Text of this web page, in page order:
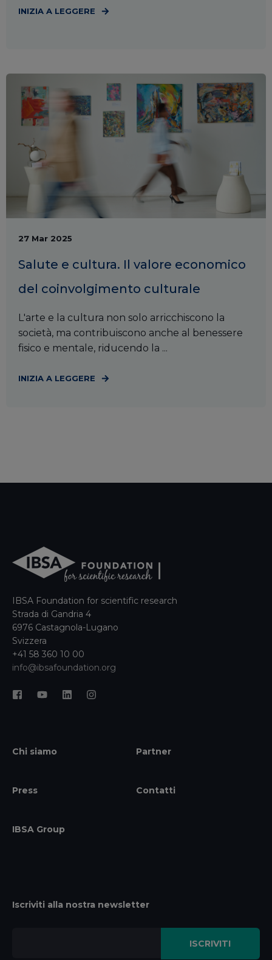
INIZIA A LEGGERE
27 Mar 2025
Salute e cultura. Il valore economico
del coinvolgimento culturale
L'arte e la cultura non solo arricchiscono la
società, ma contribuiscono anche al benessere
fisico e mentale, riducendo la ...
INIZIA A LEGGERE
IBSA Foundation for scientific research
Strada di Gandria 4
6976 Castagnola-Lugano
Svizzera
+41 58 360 10 00
info@ibsafoundation.org
Chi siamo Partner
Press Contatti
IBSA Group
Iscriviti alla nostra newsletter